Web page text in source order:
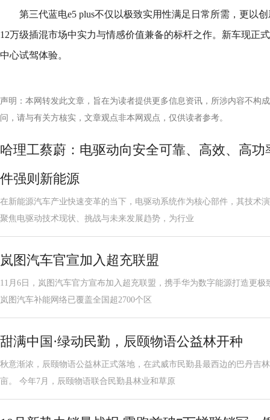
第三代蓝电e5 plus不仅以极致实用性满足日常所需，更以
12万级插混市场中实力与情感价值兼备的标杆之作。新车现正
中心试驾体验。
声明：本网转发此文章，旨在为读者提供更多信息资讯，所涉内容不构
问，请与有关方核实，文章观点非本网观点，仅供读者参考。
哈理工蔡蔚：电驱动向安全可靠、高效、高
件强则新能源
在新能源汽车产业快速变革的当下，电驱动系统作为核心部件，其技术
聚焦电驱动技术现状、挑战与未来发展趋势，为行业
岚图汽车官宣加入超充联盟
11月6日，岚图汽车官方宣布加入超充联盟，携手华为数字能源打造更
岚图汽车补能网络已覆盖全国超2700个区
甜满中国·绿动民勤，辰颐物语公益林开种
秋意渐浓，辰颐物语公益林正式落地，在武威市民勤县最西边的巴丹吉
亩。 今年7月，辰颐物语联合民勤县林业和草原